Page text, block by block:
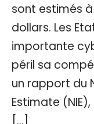
sont estimés
dollars. Les
importante
péril sa
un rapport du
Estimate
[…]